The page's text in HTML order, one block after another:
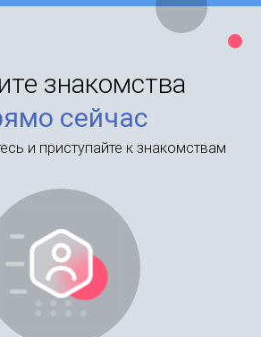
знакомства
сейчас
и приступайте к знакомствам